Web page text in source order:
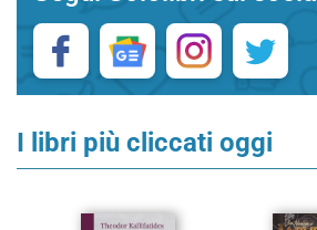
I libri più cliccati oggi